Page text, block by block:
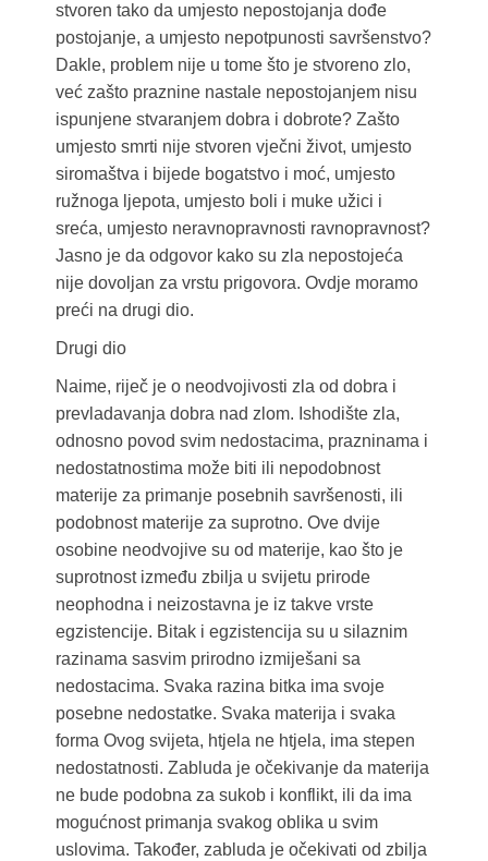
stvoren tako da umjesto nepostojanja dođe
postojanje, a umjesto nepotpunosti savršenstvo?
Dakle, problem nije u tome što je stvoreno zlo,
već zašto praznine nastale nepostojanjem nisu
ispunjene stvaranjem dobra i dobrote? Zašto
umjesto smrti nije stvoren vječni život, umjesto
siromaštva i bijede bogatstvo i moć, umjesto
ružnoga ljepota, umjesto boli i muke užici i
sreća, umjesto neravnopravnosti ravnopravnost?
Jasno je da odgovor kako su zla nepostojeća
nije dovoljan za vrstu prigovora. Ovdje moramo
preći na drugi dio.
Drugi dio
Naime, riječ je o neodvojivosti zla od dobra i
prevladavanja dobra nad zlom. Ishodište zla,
odnosno povod svim nedostacima, prazninama i
nedostatnostima može biti ili nepodobnost
materije za primanje posebnih savršenosti, ili
podobnost materije za suprotno. Ove dvije
osobine neodvojive su od materije, kao što je
suprotnost između zbilja u svijetu prirode
neophodna i neizostavna je iz takve vrste
egzistencije. Bitak i egzistencija su u silaznim
razinama sasvim prirodno izmiješani sa
nedostacima. Svaka razina bitka ima svoje
posebne nedostatke. Svaka materija i svaka
forma Ovog svijeta, htjela ne htjela, ima stepen
nedostatnosti. Zabluda je očekivanje da materija
ne bude podobna za sukob i konflikt, ili da ima
mogućnost primanja svakog oblika u svim
uslovima. Također, zabluda je očekivati od zbilja